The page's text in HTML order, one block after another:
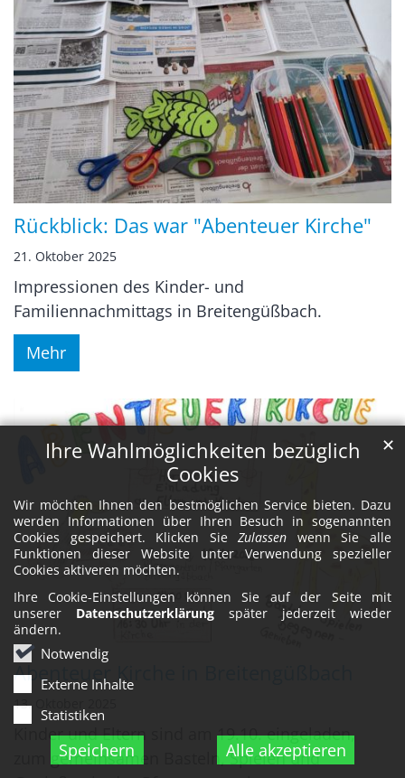
Ihre Wahlmöglichkeiten bezüglich
Cookies
Wir möchten Ihnen den bestmöglichen Service bieten. Dazu
werden Informationen über Ihren Besuch in sogenannten
Cookies gespeichert. Klicken SieZulassen wenn Sie alle
Funktionen dieser Website unter Verwendung spezieller
Cookies aktiveren möchten.
Ihre Cookie-Einstellungen können Sie auf der Seite mit
unserer Datenschutzerklärung später jederzeit wieder
ändern.
Notwendig
Externe Inhalte
Statistiken
Speichern Alle akzeptieren
✕
Rückblick: Das war "Abenteuer Kirche"
21. Oktober 2025
Impressionen des Kinder- und
Familiennachmittags in Breitengüßbach.
Mehr
Abenteuer Kirche in Breitengüßbach
13. Oktober 2025
Kinder und Eltern sind am 19.10. eingeladen,
zum gemeinsamen Basteln, Spielen und